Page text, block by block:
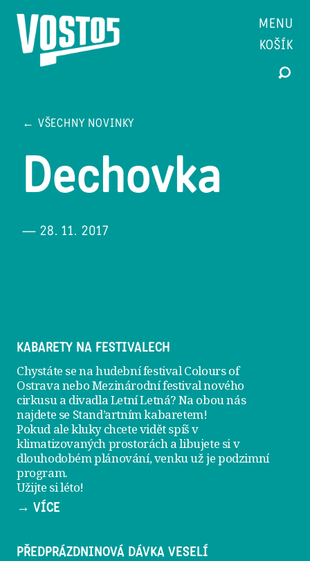
MENU
KOŠÍK
← VŠECHNY NOVINKY
Dechovka
— 28. 11. 2017
KABARETY NA FESTIVALECH
Chystáte se na hudební festival Colours of
Ostrava nebo Mezinárodní festival nového
cirkusu a divadla Letní Letná? Na obou nás
najdete se Stand’artním kabaretem!
Pokud ale kluky chcete vidět spíš v
klimatizovaných prostorách a libujete si v
dlouhodobém plánování, venku už jepodzimní
program.
Užijte si léto!
→ VÍCE
PŘEDPRÁZDNINOVÁ DÁVKA VESELÍ